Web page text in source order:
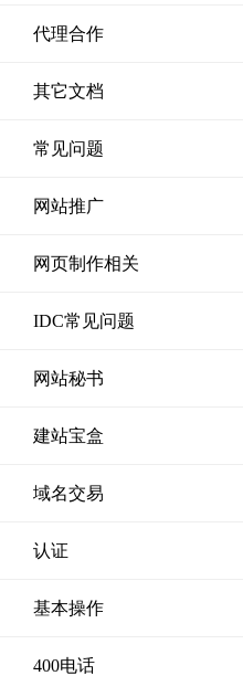
代理合作
其它文档
常见问题
网站推广
网页制作相关
IDC常见问题
网站秘书
建站宝盒
域名交易
认证
基本操作
400电话